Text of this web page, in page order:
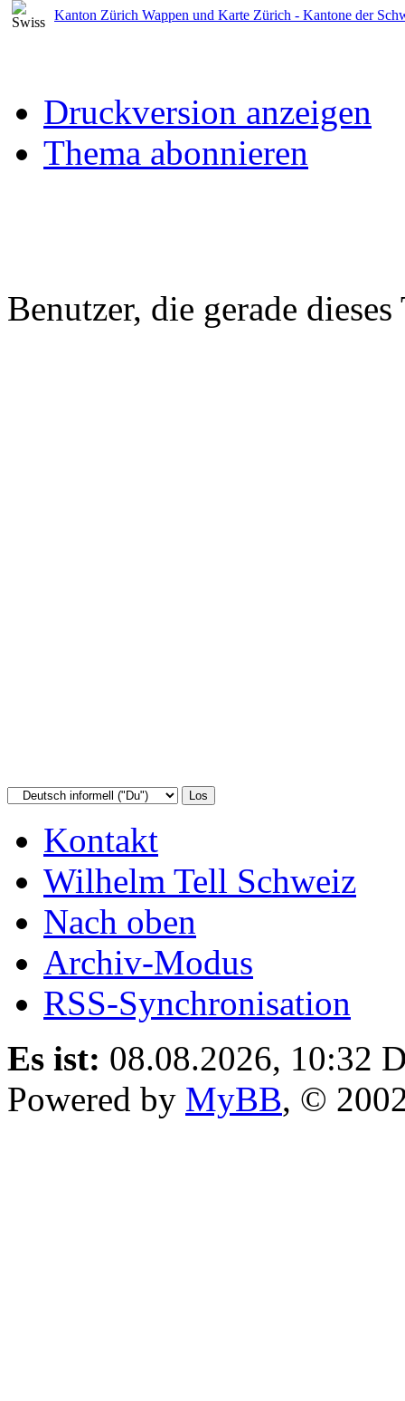
Kanton Zürich Wappen und Karte Zürich - Kantone der
Druckversion anzeigen
Thema abonnieren
Benutzer, die gerade
Kontakt
Wilhelm Tell Schweiz
Nach oben
Archiv-Modus
RSS-Synchronisation
Es ist: 08.08.2026, 10:32
Powered by MyBB, ©